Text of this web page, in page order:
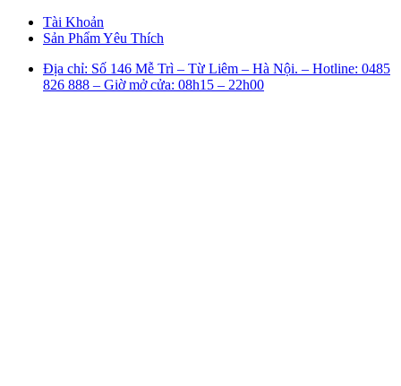
Tài Khoản
Sản Phẩm Yêu Thích
Địa chỉ: Số 146 Mễ Trì – Từ Liêm – Hà Nội. – Hotline: 0485
826 888 – Giờ mở cửa: 08h15 – 22h00